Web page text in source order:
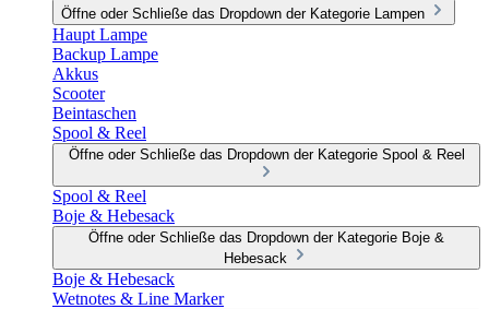
Öffne oder Schließe das Dropdown der Kategorie Lampen
Haupt Lampe
Backup Lampe
Akkus
Scooter
Beintaschen
Spool & Reel
Öffne oder Schließe das Dropdown der Kategorie Spool & Reel
Spool & Reel
Boje & Hebesack
Öffne oder Schließe das Dropdown der Kategorie Boje &
Hebesack
Boje & Hebesack
Wetnotes & Line Marker